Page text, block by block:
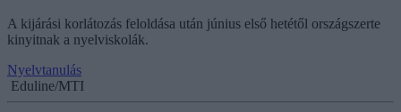
A kijárási korlátozás feloldása után június első hetétől országszerte
kinyitnak a nyelviskolák.
Nyelvtanulás
Eduline/MTI